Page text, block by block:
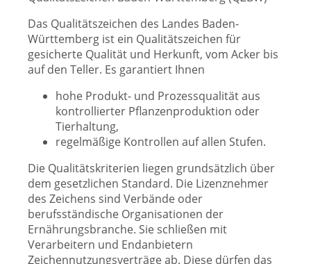
Das Qualitätszeichen des Landes Baden-
Württemberg ist ein Qualitätszeichen für
gesicherte Qualität und Herkunft, vom Acker bis
auf den Teller. Es garantiert Ihnen
hohe Produkt- und Prozessqualität aus
kontrollierter Pflanzenproduktion oder
Tierhaltung,
regelmäßige Kontrollen auf allen Stufen.
Die Qualitätskriterien liegen grundsätzlich über
dem gesetzlichen Standard. Die Lizenznehmer
des Zeichens sind Verbände oder
berufsständische Organisationen der
Ernährungsbranche. Sie schließen mit
Verarbeitern und Endanbietern
Zeichennutzungsverträge ab. Diese dürfen das